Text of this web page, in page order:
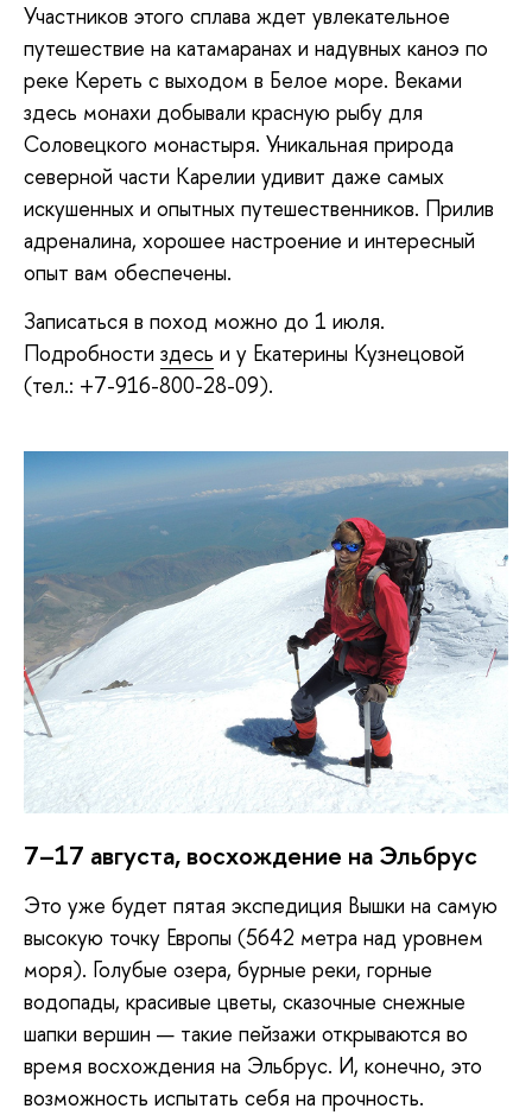
Участников этого сплава ждет увлекательное
путешествие на катамаранах и надувных каноэ по
реке Кереть с выходом в Белое море. Веками
здесь монахи добывали красную рыбу для
Соловецкого монастыря. Уникальная природа
северной части Карелии удивит даже самых
искушенных и опытных путешественников. Прилив
адреналина, хорошее настроение и интересный
опыт вам обеспечены.
Записаться в поход можно до 1 июля.
Подробности здесь и у Екатерины Кузнецовой
(тел.: +7-916-800-28-09).
7–17 августа, восхождение на Эльбрус
Это уже будет пятая экспедиция Вышки на самую
высокую точку Европы (5642 метра над уровнем
моря). Голубые озера, бурные реки, горные
водопады, красивые цветы, сказочные снежные
шапки вершин — такие пейзажи открываются во
время восхождения на Эльбрус. И, конечно, это
возможность испытать себя на прочность.